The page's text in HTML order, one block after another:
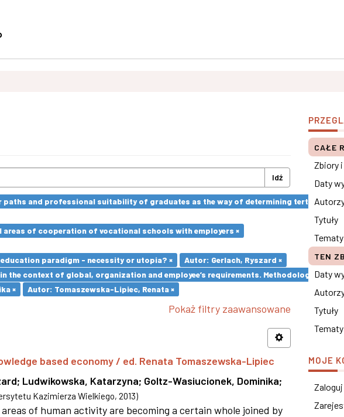
Idź
paths and professional suitability of graduates as the way of determining tertiary
of cooperation of vocational schools with employers ×
paradigm - necessity or utopia? ×
Autor: Gerlach, Ryszard ×
the context of global, organization and employee’s requirements. Methodological
× Autor: Tomaszewska-Lipiec, Renata ×
Pokaż filtry zaawansowane
based economy / ed. Renata Tomaszewska-Lipiec
; Ludwikowska, Katarzyna; Goltz-Wasiucionek, Dominika;
Kazimierza Wielkiego, 2013)
of human activity are becoming a certain whole joined by
CAŁE
Zbiory
Daty
Tytuły
Tematy
TEN
Daty
Tytuły
Tematy
MOJE
Zaloguj